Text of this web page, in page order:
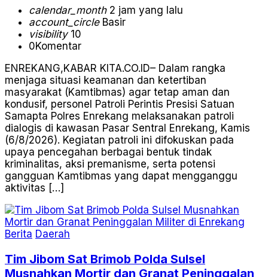
calendar_month2 jam yang lalu
account_circleBasir
visibility10
0Komentar
ENREKANG,KABAR KITA.CO.ID– Dalam rangka
menjaga situasi keamanan dan ketertiban
masyarakat (Kamtibmas) agar tetap aman dan
kondusif, personel Patroli Perintis Presisi Satuan
Samapta Polres Enrekang melaksanakan patroli
dialogis di kawasan Pasar Sentral Enrekang, Kamis
(6/8/2026). Kegiatan patroli ini difokuskan pada
upaya pencegahan berbagai bentuk tindak
kriminalitas, aksi premanisme, serta potensi
gangguan Kamtibmas yang dapat mengganggu
aktivitas […]
Berita Daerah
Tim Jibom Sat Brimob Polda Sulsel
Musnahkan Mortir dan Granat Peninggalan